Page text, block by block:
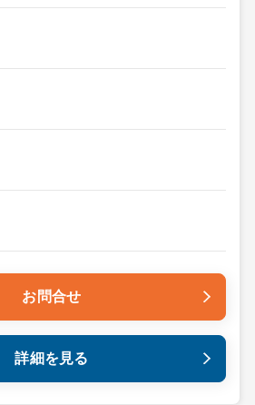
お問合せ
詳細を見る